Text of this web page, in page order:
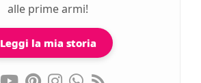
alle prime armi!
Leggi la mia storia